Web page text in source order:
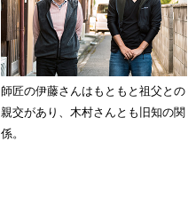
師匠の伊藤さんはもともと祖父との
親交があり、木村さんとも旧知の関
係。